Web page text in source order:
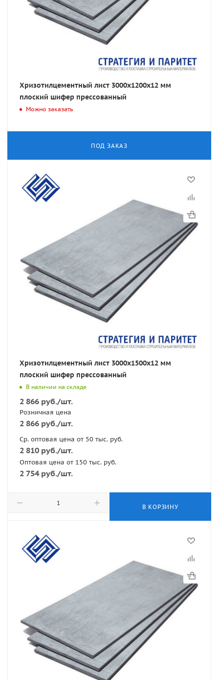
Хризотилцементный лист 3000х1200х12 мм
плоский шифер прессованный
Можно заказать
ПОД ЗАКАЗ
Хризотилцементный лист 3000х1500х12 мм
плоский шифер прессованный
В наличии на складе
2 866 руб./шт.
Розничная цена
2 866 руб./шт.
Ср. оптовая цена от 50 тыс. руб.
2 810 руб./шт.
Оптовая цена от 150 тыс. руб.
2 754руб./шт.
В КОРЗИНУ